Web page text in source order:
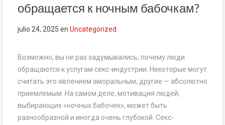
обращается к ночным бабочкам?
julio 24, 2025 en Uncategorized
Возможно, вы не раз задумывались, почему люди
обращаются к услугам секс-индустрии. Некоторые могут
считать это явлением аморальным, другие — абсолютно
приемлемым. На самом деле, мотивация людей,
выбирающих «ночных бабочек», может быть
разнообразной и иногда очень глубокой. Секс-